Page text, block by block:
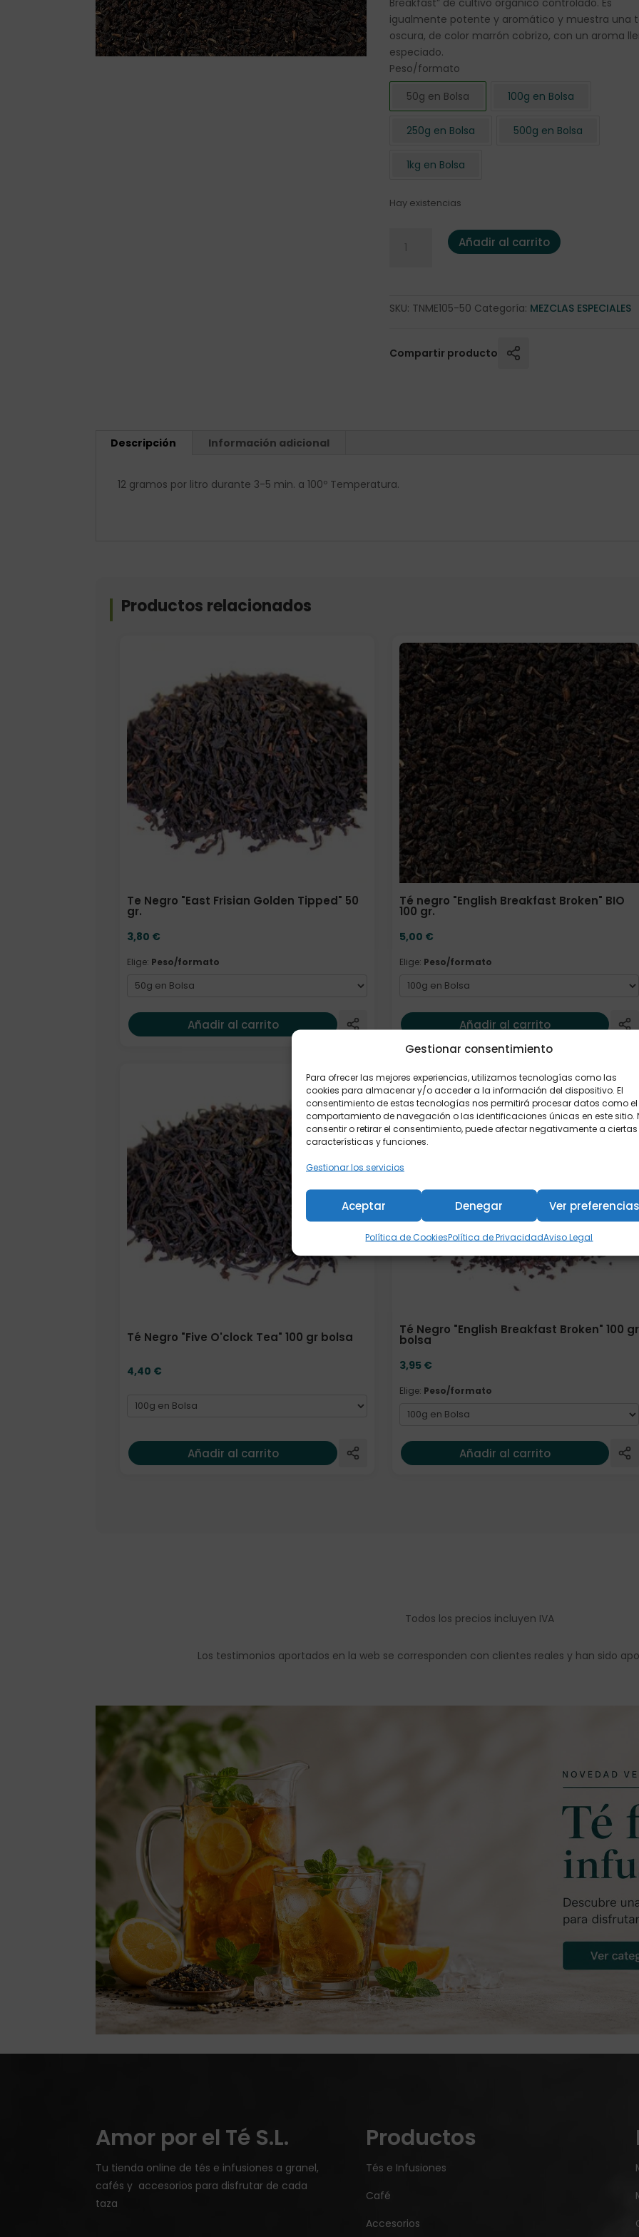
Gestionar consentimiento
Para ofrecer las mejores experiencias, utilizamos tecnologías como las
cookies para almacenar y/o acceder a la información del dispositivo. El
consentimiento de estas tecnologías nos permitirá procesar datos como el
comportamiento de navegación o las identificaciones únicas en este sitio.
consentir o retirar el consentimiento, puede afectar negativamente a ciertas
características y funciones.
Gestionar los servicios
Aceptar Denegar Ver
Política de CookiesPolítica de PrivacidadAviso Legal
Breakfast” de cultivo orgánico controlado. Es
igualmente potente y aromático y muestra una
oscura, de color marrón cobrizo, con un aroma
especiado.
Peso/formato
50g en Bolsa
100g en Bolsa
250g en Bolsa 500g en Bolsa
1kg en Bolsa
Hay existencias
Té negro "English Breakfast Broken" BIO 50 gr.
Añadir al carrito
SKU: TNME105-50 Categoría: MEZCLAS ESPECIALES
Compartir producto
Descripción Información adicional
12 gramos por litro durante 3-5 min. a 100º Temperatura.
Productos relacionados
Te Negro "East Frisian Golden Tipped" 50
gr.
3,80 €
Elige: Peso/formato
Añadir al carrito
Té negro "English Breakfast Broken" BIO
100 gr.
5,00 €
Elige: Peso/formato
Elige: Peso/formato
Añadir al carrito
Té Negro "Five O'clock Tea" 100 gr bolsa
4,40 €
Añadir al carrito
Té Negro "English Breakfast Broken" 100 gr
bolsa
3,95 €
Elige: Peso/formato
Elige: Peso/formato
Añadir al carrito
Todos los precios incluyen IVA
Los testimonios aportados en la web se corresponden con clientes reales y han sido
Amor por el Té S.L.
Tu tienda online de tés e infusiones a granel,
cafés y accesorios para disfrutar de cada
taza
Productos
Tés e Infusiones
Café
Accesorios